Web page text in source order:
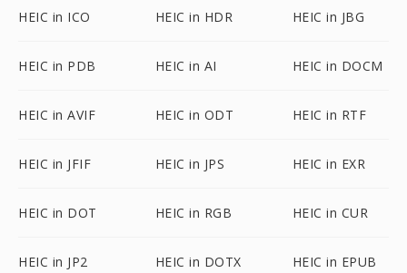
HEIC in ICO HEIC in HDR HEIC in JBG
HEIC in PDB HEIC in AI HEIC in DOCM
HEIC in AVIF HEIC in ODT HEIC in RTF
HEIC in JFIF HEIC in JPS HEIC in EXR
HEIC in DOT HEIC in RGB HEIC in CUR
HEIC in JP2 HEIC in DOTX HEIC in EPUB